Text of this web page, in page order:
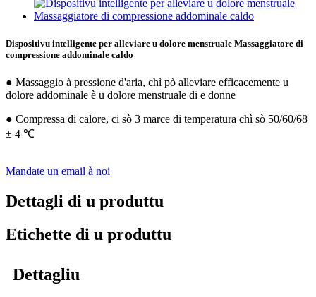
Dispositivu intelligente per alleviare u dolore menstruale Massaggiatore di
compressione addominale caldo
● Massaggio à pressione d'aria, chì pò alleviare efficacemente u
dolore addominale è u dolore menstruale di e donne
● Compressa di calore, ci sò 3 marce di temperatura chì sò 50/60/68
± 4 ℃
Mandate un email à noi
Dettagli di u produttu
Etichette di u produttu
Dettagliu